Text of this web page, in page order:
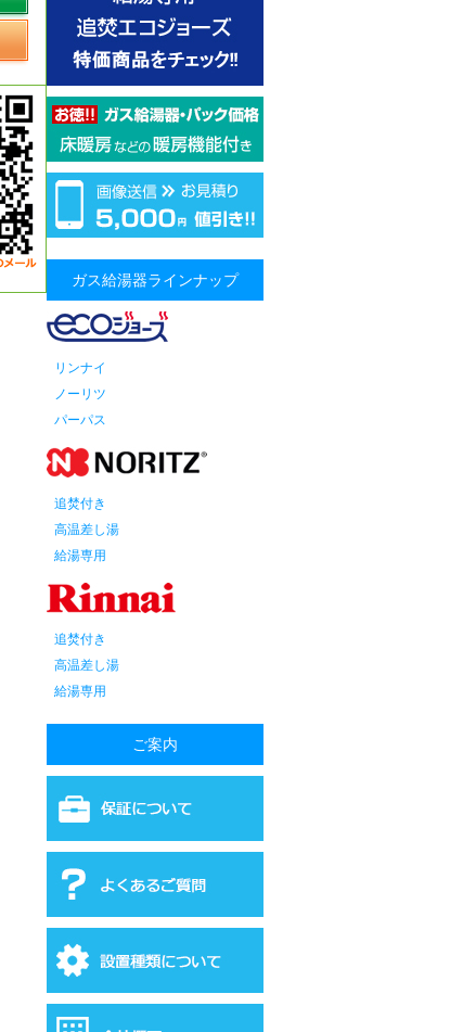
ガス給湯器ラインナップ
リンナイ
ノーリツ
パーパス
追焚付き
高温差し湯
給湯専用
追焚付き
高温差し湯
給湯専用
ご案内